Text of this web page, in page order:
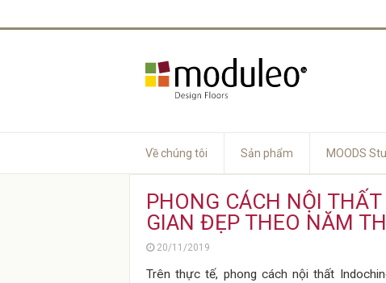
Về chúng tôi Sản phẩm MOODS
PHONG CÁCH NỘI
GIAN ĐẸP THEO NĂM
20/11/2019
Trên thực tế, phong cách nội thất